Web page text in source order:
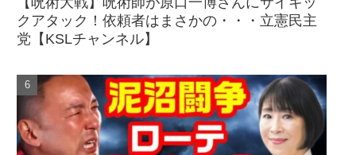
クアタック！依頼者はまさかの・・・立憲民主
党【KSLチャンネル】